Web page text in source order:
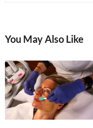
You May Also Like